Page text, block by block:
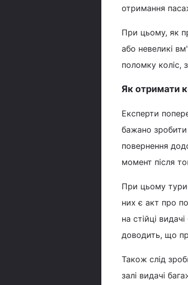
отримання
При цьому, як
або невеликі
поломку коліс,
Як отримати
Експерти
бажано
повернення
момент після
При цьому
них є акт про
на стійці
доводить, що
Також слід
залі видачі